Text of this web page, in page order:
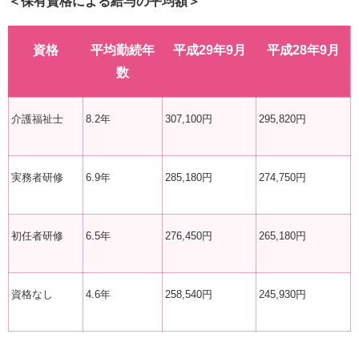
資格
平均勤続年
数
平成29年9月 平成28年9月
介護福祉士 8.2年 307,100円 295,820円
実務者研修 6.9年 285,180円 274,750円
初任者研修 6.5年 276,450円 265,180円
資格なし 4.6年 258,540円 245,930円